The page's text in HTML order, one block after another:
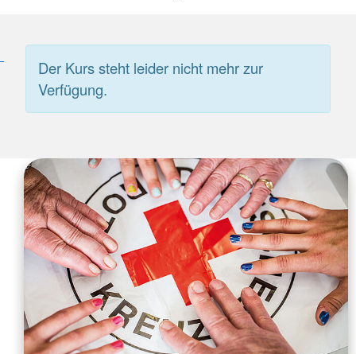
Der Kurs steht leider nicht mehr zur
Verfügung.